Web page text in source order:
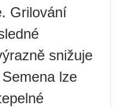
Grilování
snižuje
lze